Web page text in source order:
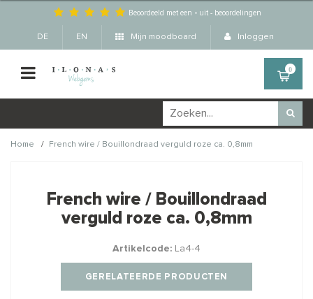
Beoordeeld met een - uit -beoordelingen
DE EN Mijn moodboard Inloggen
0
Home / French wire / Bouillondraad verguld roze ca. 0,8mm
producten ook interessant
voor je?
French wire / Bouillondraad
verguld roze ca. 0,8mm
Artikelcode: La4-4
GERELATEERDE PRODUCTEN